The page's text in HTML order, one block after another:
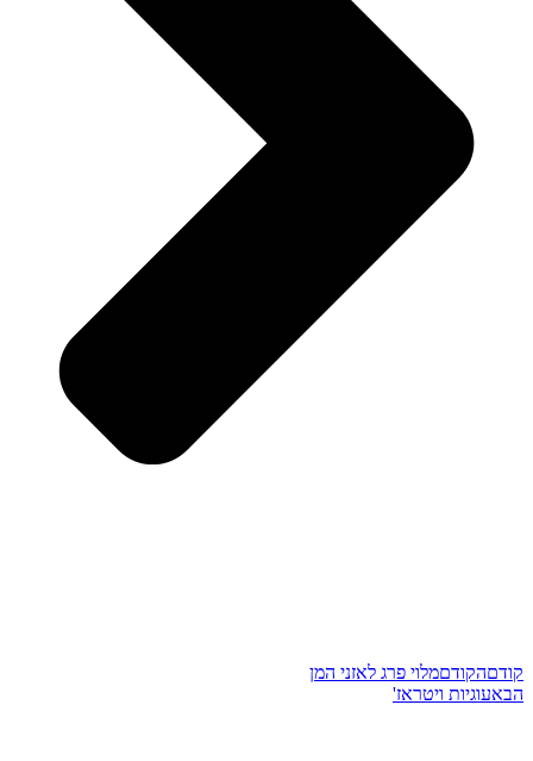
קודםהקודםמלוי פרג לאזני המן
הבאעוגיות ויטראז'